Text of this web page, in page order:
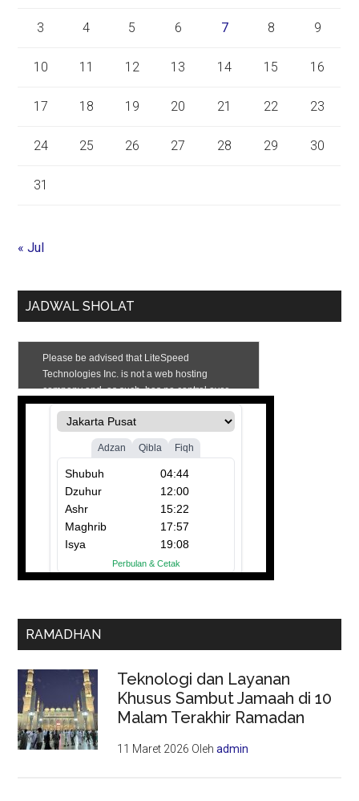
3 4 5 6 7 8 9
10 11 12 13 14 15 16
17 18 19 20 21 22 23
24 25 26 27 28 29 30
31
« Jul
JADWAL SHOLAT
RAMADHAN
Teknologi dan Layanan
Khusus Sambut Jamaah di 10
Malam Terakhir Ramadan
11 Maret 2026 Olehadmin